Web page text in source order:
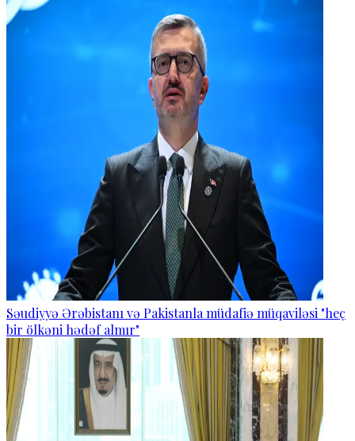
Səudiyyə Ərəbistanı və Pakistanla müdafiə müqaviləsi "heç
bir ölkəni hədəf almır"